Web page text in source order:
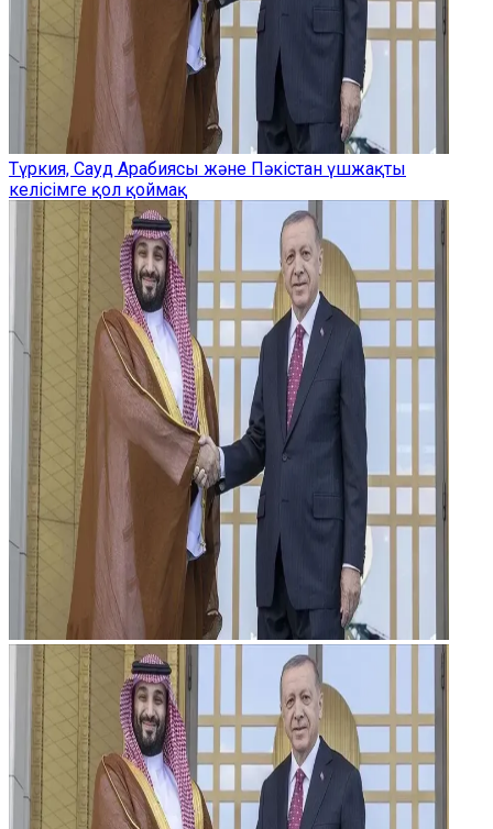
Түркия, Сауд Арабиясы және Пәкістан үшжақты
келісімге қол қоймақ